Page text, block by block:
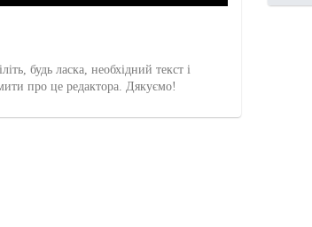
будь ласка, необхідний текст і
про це редактора. Дякуємо!